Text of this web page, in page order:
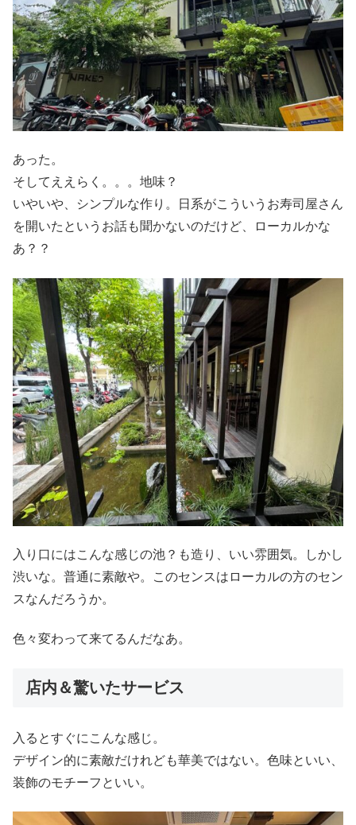
あった。
そしてええらく。。。地味？
いやいや、シンプルな作り。日系がこういうお寿司屋さん
を開いたというお話も聞かないのだけど、ローカルかな
あ？？
入り口にはこんな感じの池？も造り、いい雰囲気。しかし
渋いな。普通に素敵や。このセンスはローカルの方のセン
スなんだろうか。
色々変わって来てるんだなあ。
店内＆驚いたサービス
入るとすぐにこんな感じ。
デザイン的に素敵だけれども華美ではない。色味といい、
装飾のモチーフといい。